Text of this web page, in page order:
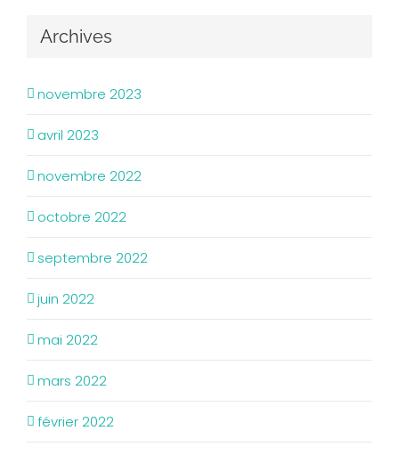
Archives
novembre 2023
avril 2023
novembre 2022
octobre 2022
septembre 2022
juin 2022
mai 2022
mars 2022
février 2022